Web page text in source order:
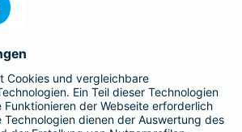
ist Teil der BarmeniaGothaer
BELIEBTE SEITEN
Zusatzversicherung